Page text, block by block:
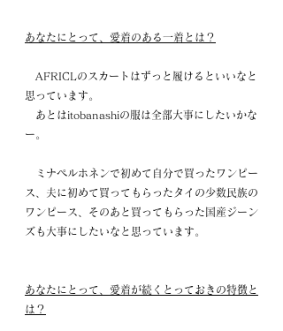
あなたにとって、愛着のある一着とは？
AFRICLのスカートはずっと履けるといいなと
思っています。
あとはitobanashiの服は全部大事にしたいかな
ー。
ミナペルホネンで初めて自分で買ったワンピー
ス、夫に初めて買ってもらったタイの少数民族の
ワンピース、そのあと買ってもらった国産ジーン
ズも大事にしたいなと思っています。
あなたにとって、愛着が続くとっておきの特徴と
は？